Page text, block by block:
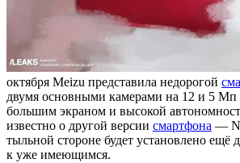
октября Meizu представила недорогой
двумя основными камерами на 12 и 5 Мп
большим экраном и высокой
известно о другой версии смартфона —
тыльной стороне будет установлено ещё
к уже имеющимся.